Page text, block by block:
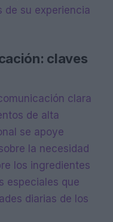
de su experiencia
claves
clara
de alta
se apoye
la necesidad
los ingredientes
especiales que
diarias de los